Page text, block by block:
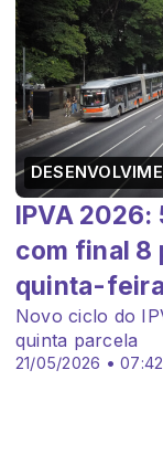
21/05/2026 • 07:42
IPVA 2026:
com final 8
quinta-
Novo ciclo do
quinta parcela